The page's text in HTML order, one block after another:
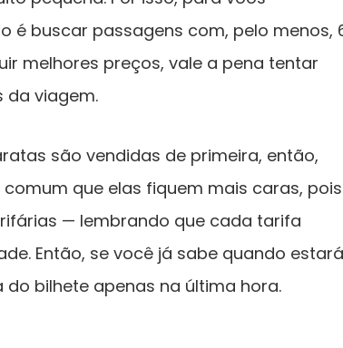
é buscar passagens com, pelo menos,
melhores preços, vale a pena tentar
da viagem.
são vendidas de primeira, então,
que elas fiquem mais caras,
— lembrando que cada tarifa
Então, se você já sabe quando
bilhete apenas na última hora.